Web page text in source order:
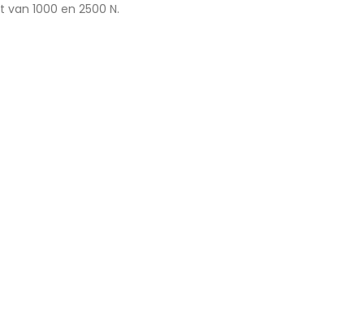
1000 en 2500 N.